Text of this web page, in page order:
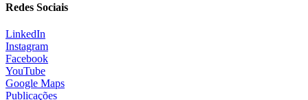
Redes Sociais
LinkedIn
Instagram
Facebook
YouTube
Google Maps
Publicações